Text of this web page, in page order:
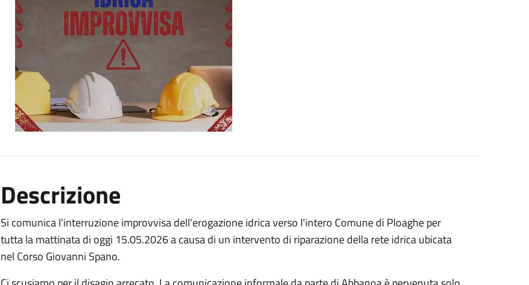
Descrizione
Si comunica l'interruzione improvvisa dell'erogazione idrica verso l'intero Comune di Ploaghe per
tutta la mattinata di oggi 15.05.2026 a causa di un intervento di riparazione della rete idrica ubicata
nel Corso Giovanni Spano.